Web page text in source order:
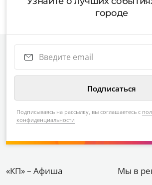
городе
Подписываясь на рассылку, вы соглашаетесь с
конфиденциальности
«КП» – Афиша Мы в